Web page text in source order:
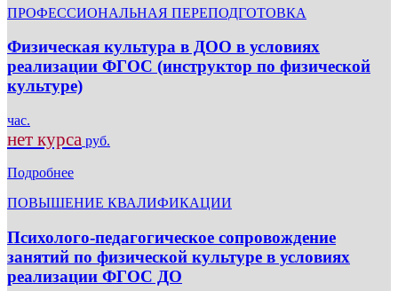
ПРОФЕССИОНАЛЬНАЯ ПЕРЕПОДГОТОВКА
Физическая культура в ДОО в условиях
реализации ФГОС (инструктор по физической
культуре)
час.
нет курса руб.
Подробнее
ПОВЫШЕНИЕ КВАЛИФИКАЦИИ
Психолого-педагогическое сопровождение
занятий по физической культуре в условиях
реализации ФГОС ДО